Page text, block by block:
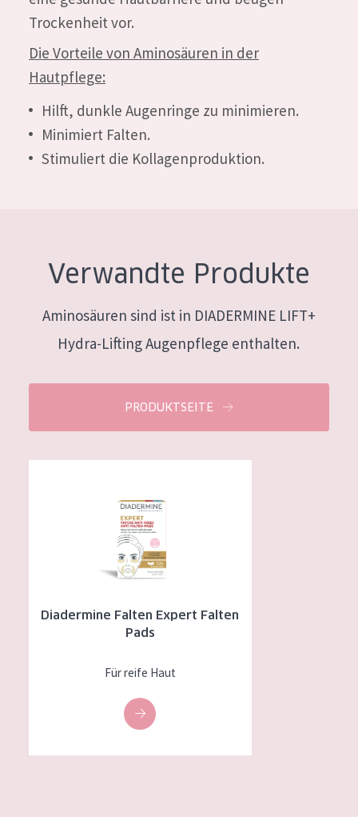
Trockenheit vor.
Die Vorteile von Aminosäuren in der
Hautpflege:
Hilft, dunkle Augenringe zu minimieren.
Minimiert Falten.
Stimuliert die Kollagenproduktion.
Verwandte Produkte
Aminosäuren sind ist in DIADERMINE LIFT+
Hydra-Lifting Augenpflege enthalten.
PRODUKTSEITE
Diadermine Falten Expert Falten
Pads
Für reife Haut